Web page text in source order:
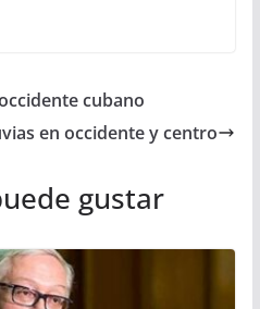
cubano
en occidente y centro
gustar